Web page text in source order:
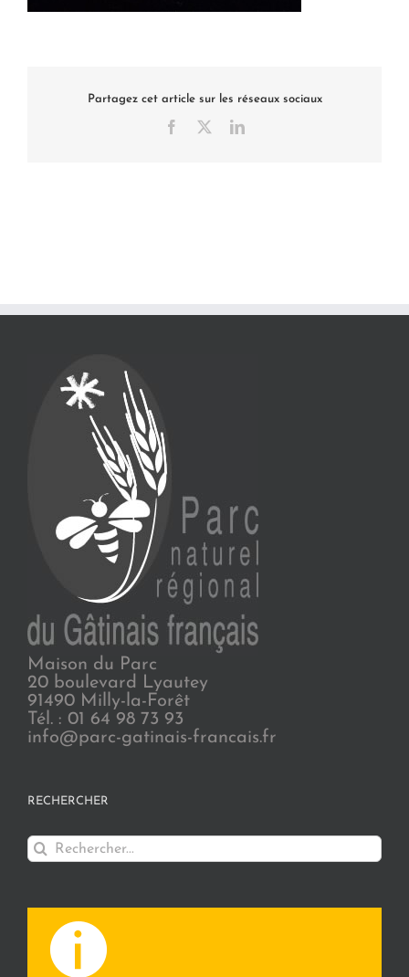
Partagez cet article sur les réseaux sociaux
Facebook LinkedIn
Maison du Parc
20 boulevard Lyautey
91490 Milly-la-Forêt
Tél. : 01 64 98 73 93
info@parc-gatinais-francais.fr
RECHERCHER
Rechercher: